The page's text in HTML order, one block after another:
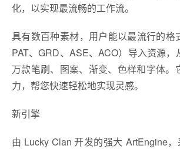
化，以实现最流畅的工作流。
具有数百种素材，用户能以最流行的格
PAT、GRD、ASE、ACO）导入资源，
万款笔刷、图案、渐变、色样和字体。
力，帮您快速轻松地实现灵感。
新引擎
由 Lucky Clan 开发的强大 ArtEngine，